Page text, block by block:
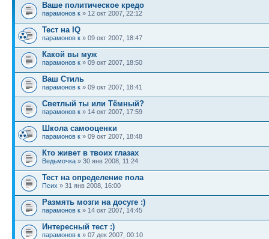
Ваше политическое кредо
парамонов к » 12 окт 2007, 22:12
Тест на IQ
парамонов к » 09 окт 2007, 18:47
Какой вы муж
парамонов к » 09 окт 2007, 18:50
Ваш Стиль
парамонов к » 09 окт 2007, 18:41
Светлый ты или Тёмный?
парамонов к » 14 окт 2007, 17:59
Школа самооценки
парамонов к » 09 окт 2007, 18:48
Кто живет в твоих глазах
Ведьмочка » 30 янв 2008, 11:24
Тест на определение пола
Псих » 31 янв 2008, 16:00
Размять мозги на досуге :)
парамонов к » 14 окт 2007, 14:45
Интересный тест :)
парамонов к » 07 дек 2007, 00:10